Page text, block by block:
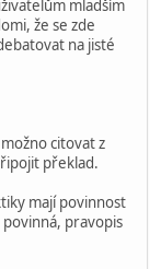
mladším
že se zde
na jisté
citovat z
překlad.
mají povinnost
pravopis